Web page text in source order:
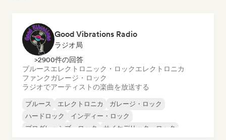
Good Vibrations Radio
ラジオ局
>2900件の回答
ブルースエレクトロニック・ロックエレクトロニカ
ファンクガレージ・ロック
ラジオでアーティストの楽曲を放送する
ブルース エレクトロニカ
ガレージ・ロック
ハードロック
インディー・ロック
プログレッシブ・ロック
サイケデリック・ロック